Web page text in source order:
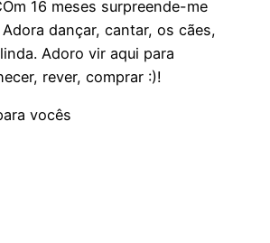
16 meses surpreende-me
dançar, cantar, os cães,
Adoro vir aqui para
rever, comprar :)!
vocês